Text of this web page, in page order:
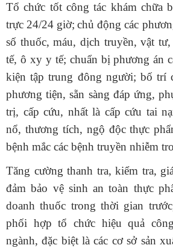
Tổ chức tốt công tác khám chữa
trực 24/24 giờ; chủ động các
số thuốc, máu, dịch truyền, vật
tế, ô xy y tế; chuẩn bị phương án
kiện tập trung đông người; bố trí
phương tiện, sẵn sàng đáp ứng,
trị, cấp cứu, nhất là cấp cứu tai
nổ, thương tích, ngộ độc thực
bệnh mắc các bệnh truyền nhiễm
Tăng cường thanh tra, kiểm tra,
đảm bảo vệ sinh an toàn thực
doanh thuốc trong thời gian
phối hợp tổ chức hiệu quả
ngành, đặc biệt là các cơ sở sản